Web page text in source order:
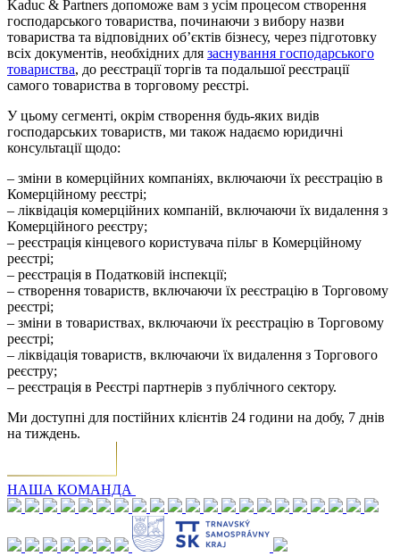
Kaduc & Partners допоможе вам з усім процесом створення
господарського товариства, починаючи з вибору назви
товариства та відповідних об’єктів бізнесу, через підготовку
всіх документів, необхідних для заснування господарського
товариства, до реєстрації торгів та подальшої реєстрації
самого товариства в торговому реєстрі.
У цьому сегменті, окрім створення будь-яких видів
господарських товариств, ми також надаємо юридичні
консультації щодо:
– зміни в комерційних компаніях, включаючи їх реєстрацію в
Комерційному реєстрі;
– ліквідація комерційних компаній, включаючи їх видалення з
Комерційного реєстру;
– реєстрація кінцевого користувача пільг в Комерційному
реєстрі;
– реєстрація в Податковій інспекції;
– створення товариств, включаючи їх реєстрацію в Торговому
реєстрі;
– зміни в товариствах, включаючи їх реєстрацію в Торговому
реєстрі;
– ліквідація товариств, включаючи їх видалення з Торгового
реєстру;
– реєстрація в Реєстрі партнерів з публічного сектору.
Ми доступні для постійних клієнтів 24 години на добу, 7 днів
на тиждень.
НАША КОМАНДА